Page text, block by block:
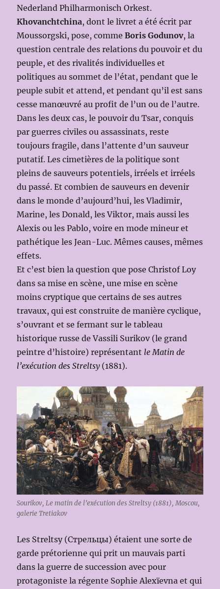
Nederland Philharmonisch Orkest.
Khovanchtchina, dont le livret a été écrit par
Moussorgski, pose, commeBoris Godunov, la
question centrale des relations du pouvoir et du
peuple, et des rivalités individuelles et
politiques au sommet de l’état, pendant que le
peuple subit et attend, et pendant qu’il est sans
cesse manœuvré au profit de l’un ou de l’autre.
Dans les deux cas, le pouvoir du Tsar, conquis
par guerres civiles ou assassinats, reste
toujours fragile, dans l’attente d’un sauveur
putatif. Les cimetières de la politique sont
pleins de sauveurs potentiels, irréels et irréels
du passé. Et combien de sauveurs en devenir
dans le monde d’aujourd’hui, les Vladimir,
Marine, les Donald, les Viktor, mais aussi les
Alexis ou les Pablo, voire en mode mineur et
pathétique les Jean-Luc. Mêmes causes, mêmes
effets.
Et c’est bien la question que pose Christof Loy
dans sa mise en scène, une mise en scène
moins cryptique que certains de ses autres
travaux, qui est construite de manière cyclique,
s’ouvrant et se fermant sur le tableau
historique russe de Vassili Surikov (le grand
peintre d’histoire) représentant le Matin de
l’exécution des Streltsy(1881).
Sourikov, Le matin de l’exécution des Streltsy (1881), Moscou,
galerie Tretiakov
Les Streltsy (Стрельцы) étaient une sorte de
garde prétorienne qui prit un mauvais parti
dans la guerre de succession avec pour
protagoniste la régente Sophie Alexïevna et qui